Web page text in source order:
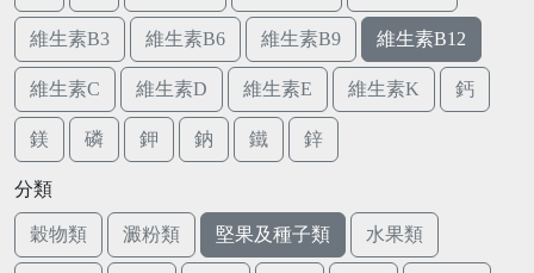
維生素B3 維生素B6 維生素B9 維生素B12
維生素C 維生素D 維生素E 維生素K 鈣
鎂 磷 鉀 鈉 鐵 鋅
分類
穀物類 澱粉類 堅果及種子類 水果類